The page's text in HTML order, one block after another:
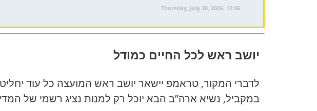
Thursday, July 30, 2026, 12:46
יושב ראש לכל החיים כמודל
לדברי המקור, טראמפ יישאר יושב ראש המועצה כל עוד
במקביל, נשיא ארה”ב הבא יוכל רק למנות נציג רשמי של